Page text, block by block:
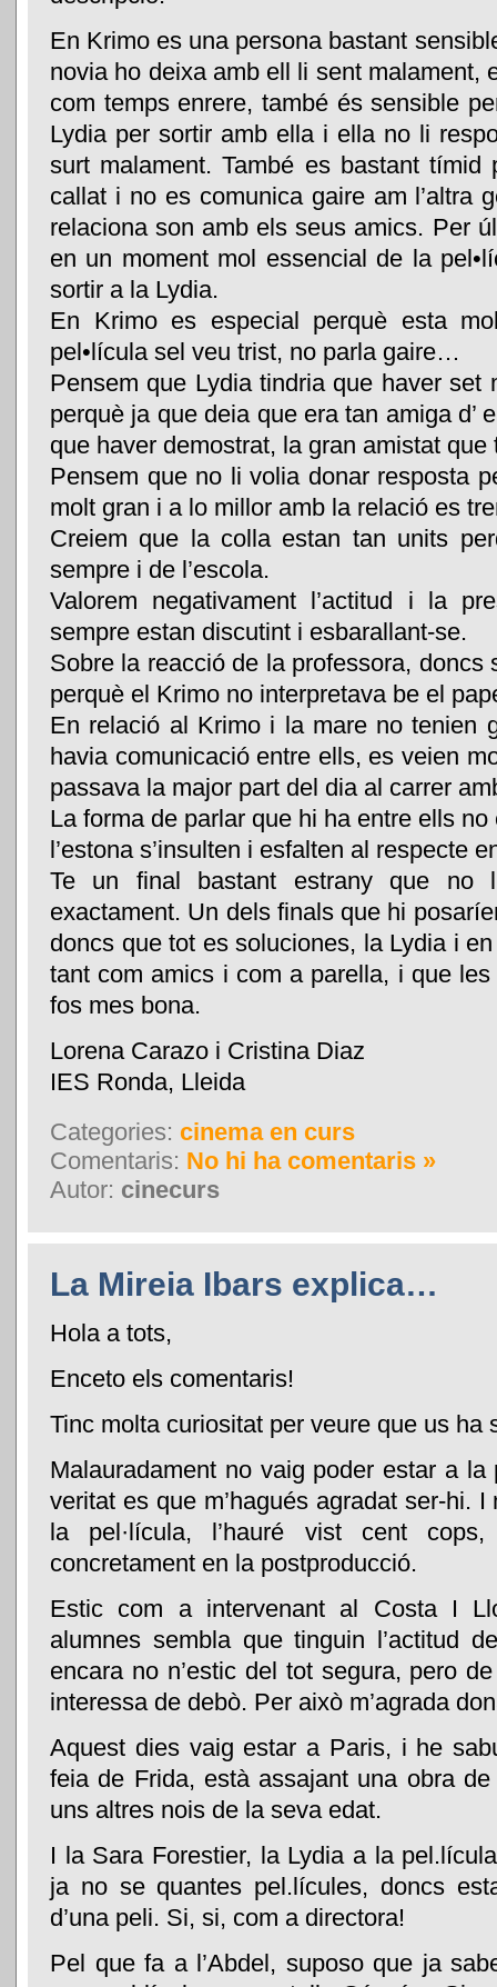
En Krimo es una persona bastant
novia ho deixa amb ell li sent malament,
com temps enrere, també és sensible
Lydia per sortir amb ella i ella no li
surt malament. També es bastant tímid
callat i no es comunica gaire am l’altra
relaciona son amb els seus amics. Per
en un moment mol essencial de la
sortir a la Lydia.
En Krimo es especial perquè esta
pel•lícula sel veu trist, no parla gaire…
Pensem que Lydia tindria que haver set
perquè ja que deia que era tan amiga d’
que haver demostrat, la gran amistat que
Pensem que no li volia donar resposta
molt gran i a lo millor amb la relació es
Creiem que la colla estan tan units
sempre i de l’escola.
Valorem negativament l’actitud i la
sempre estan discutint i esbarallant-se.
Sobre la reacció de la professora, doncs
perquè el Krimo no interpretava be el
En relació al Krimo i la mare no tenien
havia comunicació entre ells, es veien
passava la major part del dia al carrer
La forma de parlar que hi ha entre ells
l’estona s’insulten i esfalten al respecte
Te un final bastant estrany que no
exactament. Un dels finals que hi
doncs que tot es soluciones, la Lydia i
tant com amics i com a parella, i que
fos mes bona.
Lorena Carazo i Cristina Diaz
IES Ronda, Lleida
Categories: cinema en curs
Comentaris: No hi ha comentaris »
Autor: cinecurs
La Mireia Ibars explica…
Hola a tots,
Enceto els comentaris!
Tinc molta curiositat per veure que us ha
Malauradament no vaig poder estar a
veritat es que m’hagués agradat ser-hi.
la pel·lícula, l’hauré vist cent
concretament en la postproducció.
Estic com a intervenant al Costa I
alumnes sembla que tinguin l’actitud
encara no n’estic del tot segura, pero
interessa de debò. Per això m’agrada
Aquest dies vaig estar a Paris, i he
feia de Frida, està assajant una obra
uns altres nois de la seva edat.
I la Sara Forestier, la Lydia a la
ja no se quantes pel.lícules, doncs
d’una peli. Si, si, com a directora!
Pel que fa a l’Abdel, suposo que ja